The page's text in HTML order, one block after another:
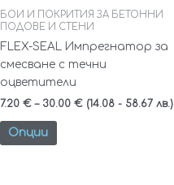
БОИ И ПОКРИТИЯ ЗА БЕТОННИ
ПОДОВЕ И СТЕНИ
FLEX-SEAL Импрегнатор за
смесване с течни
оцветители
7.20 € – 30.00 € (14.08 - 58.67 лв.)
Опции
on
the
product
page